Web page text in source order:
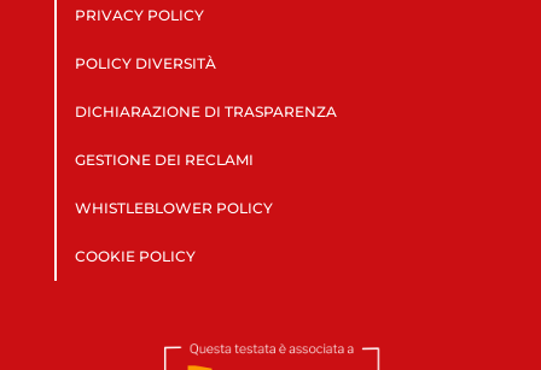
PRIVACY POLICY
POLICY DIVERSITÀ
DICHIARAZIONE DI TRASPARENZA
GESTIONE DEI RECLAMI
WHISTLEBLOWER POLICY
COOKIE POLICY